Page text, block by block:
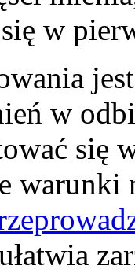
w
w
się
warunki